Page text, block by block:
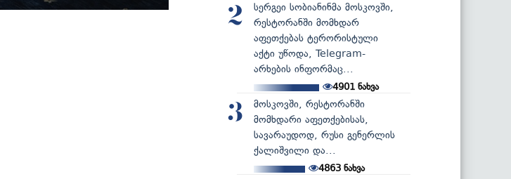
2
სერგეი სობიანინმა მოსკოვში,
რესტორანში მომხდარ
აფეთქებას ტერორისტული
აქტი უწოდა, Telegram-
არხების ინფორმაც...
4901 ნახვა
3
მოსკოვში, რესტორანში
მომხდარი აფეთქებისას,
სავარაუდოდ, რუსი გენერლის
ქალიშვილი და...
4863ნახვა